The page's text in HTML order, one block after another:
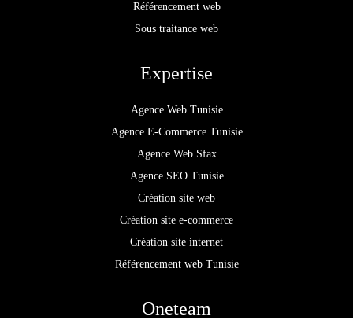
Référencement web
Sous traitance web
Expertise
Agence Web Tunisie
Agence E-Commerce Tunisie
Agence Web Sfax
Agence SEO Tunisie
Création site web
Création site e-commerce
Création site internet
Référencement web Tunisie
Oneteam